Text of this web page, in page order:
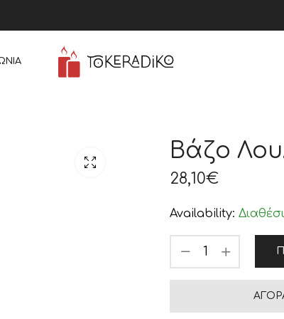
Βάζο
28,10€
Availability: